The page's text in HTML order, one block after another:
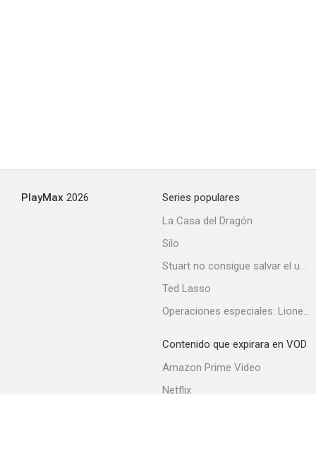
PlayMax 2026
Series populares
La Casa del Dragón
Silo
Stuart no consigue salvar el universo
Ted Lasso
Operaciones especiales: Lioness
Contenido que expirara en VOD
Amazon Prime Video
Netflix